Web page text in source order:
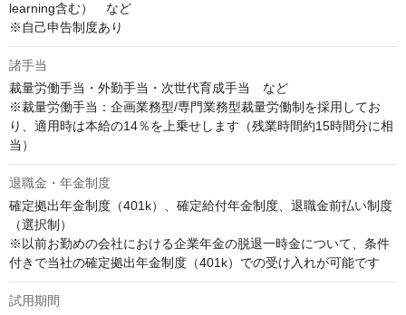
learning含む）　など
※自己申告制度あり
諸手当
裁量労働手当・外勤手当・次世代育成手当　など
※裁量労働手当：企画業務型/専門業務型裁量労働制を採用してお
り、適用時は本給の14％を上乗せします（残業時間約15時間分に相
当）
退職金・年金制度
確定拠出年金制度（401k）、確定給付年金制度、退職金前払い制度
（選択制）
※以前お勤めの会社における企業年金の脱退一時金について、条件
付きで当社の確定拠出年金制度（401k）での受け入れが可能です
試用期間